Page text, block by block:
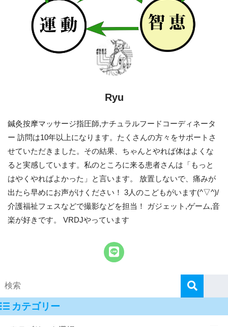
Ryu
鍼灸按摩マッサージ指圧師,ナチュラルフードコーディネータ
ー 訪問は10年以上になります。たくさんの方々をサポートさ
せていただきました。その結果、ちゃんとやれば体はよくな
ると実感しています。私のところに来る患者さんは「もっと
はやくやればよかった」と言います。 放置しないで、痛みが
出たら早めにお声がけください！ 3人のこどもがいます(^▽^)/
介護福祉フェスなどで撮影などを担当！ ガジェット,ゲーム,音
楽が好きです。 VRDJやっています
カテゴリー